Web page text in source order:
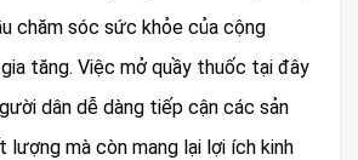
chăm sóc sức khỏe của cộng
tăng. Việc mở quầy thuốc tại đây
dân dễ dàng tiếp cận các sản
lượng mà còn mang lại lợi ích kinh